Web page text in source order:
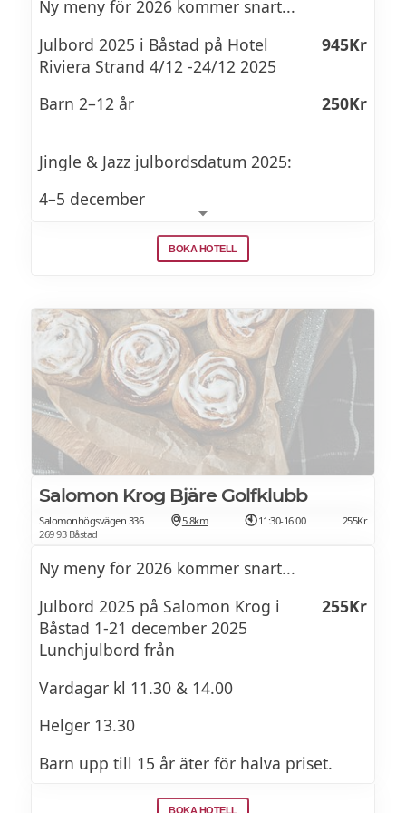
3 sorters egeninlagd sill
Mamma Lenas silltårta
Varmrökt lax
Kål i olika former
Ägg toppas med skagenröra
Jansson
Kokt Bjärepotatis
Det bästa från söder
Prosciutto
Flera olika salami
Carpaccio Bresaola
Vitello tonnato – Kalvstek med tonfisksås
Inlagda små paprikor
Rökt lax fyllda med färskost och
basilikapesto
Gravad lax med sydlänska smaker
Sallad
Ny meny för 2026 kommer snart...
Julbord 2025 i Båstad på Hotel
Riviera Strand 4/12 -24/12 2025
945Kr
Barn 2–12 år 250Kr
Jingle & Jazz julbordsdatum 2025:
4–5 december
11–12 december
Välkommen att fira in julen med jazziga
vibes och ett amerikanskinspirerat julbord i
Restaurang Riviera. Vi dukar upp en buffé
av svenska julbordsklassiker och
nordamerikanska julrätter. Jazz Child kör
små akustiska gig under middagen och
avslutar med ett framträdande i loungen.
BOKA HOTELL
Salomon Krog Bjäre Golfklubb
Salomonhögsvägen 336
269 93 Båstad
5.8km 11:30-16:00 255Kr
Ny meny för 2026 kommer snart...
Julbord 2025 på Salomon Krog i
Båstad 1-21 december 2025
Lunchjulbord från
255Kr
Vardagar kl 11.30 & 14.00
Helger 13.30
Barn upp till 15 år äter för halva priset.
BOKA HOTELL